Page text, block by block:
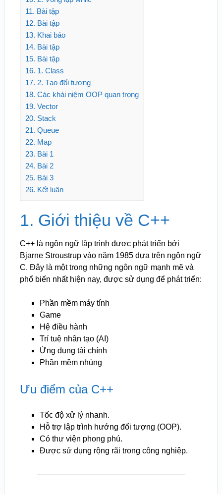
11. Bài tập
12. Bài tập
13. Khai báo
14. Bài tập
15. Bài tập
16. 1. Class
17. 2. Tạo đối tượng
18. Các khái niệm OOP quan trọng
19. Vector
20. Stack
21. Queue
22. Map
23. Bài 1
24. Bài 2
25. Bài 3
26. Kết luận
1. Giới thiệu về C++
C++ là ngôn ngữ lập trình được phát triển bởi
Bjarne Stroustrup vào năm 1985 dựa trên ngôn ngữ
C. Đây là một trong những ngôn ngữ mạnh mẽ và
phổ biến nhất hiện nay, được sử dụng để phát triển:
Phần mềm máy tính
Game
Hệ điều hành
Trí tuệ nhân tạo (AI)
Ứng dụng tài chính
Phần mềm nhúng
Ưu điểm của C++
Tốc độ xử lý nhanh.
Hỗ trợ lập trình hướng đối tượng (OOP).
Có thư viện phong phú.
Được sử dụng rộng rãi trong công nghiệp.